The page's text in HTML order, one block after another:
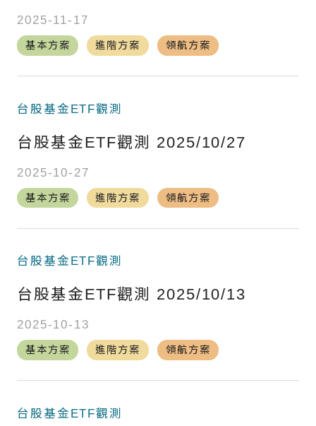
2025-11-17
基本方案 進階方案 領航方案
台股基金ETF觀測
台股基金ETF觀測 2025/10/27
2025-10-27
基本方案 進階方案 領航方案
台股基金ETF觀測
台股基金ETF觀測 2025/10/13
2025-10-13
基本方案 進階方案 領航方案
台股基金ETF觀測